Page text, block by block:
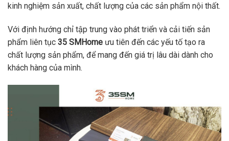
kinh nghiệm sản xuất, chất lượng của các sản phẩm nội thất.
Với định hướng chỉ tập trung vào phát triển và cải tiến sản
phẩm liên tục 35 SMHome ưu tiên đến các yếu tố tạo ra
chất lượng sản phẩm, để mang đến giá trị lâu dài dành cho
khách hàng của mình.